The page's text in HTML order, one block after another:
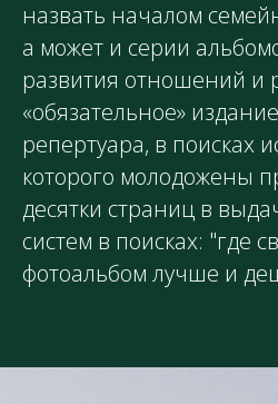
назвать началом
а может и серии
развития отношений и
«обязательное»
репертуара, в поисках
которого молодожены
десятки страниц в
систем в поисках: "где
фотоальбом лучше и